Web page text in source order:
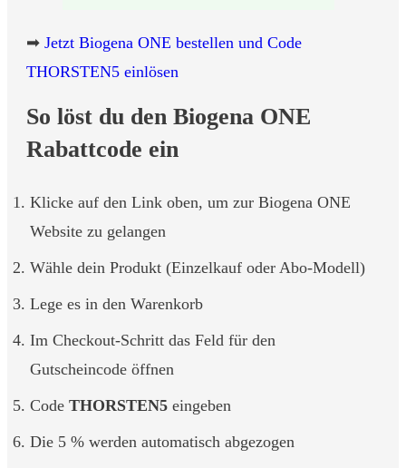
➡ Jetzt Biogena ONE bestellen und Code
THORSTEN5 einlösen
So löst du den Biogena ONE
Rabattcode ein
Klicke auf den Link oben, um zur Biogena ONE
Website zu gelangen
Wähle dein Produkt (Einzelkauf oder Abo-Modell)
Lege es in den Warenkorb
Im Checkout-Schritt das Feld für den
Gutscheincode öffnen
Code THORSTEN5 eingeben
Die 5 % werden automatisch abgezogen